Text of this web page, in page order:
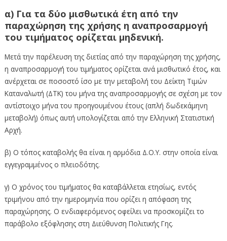
α) Για τα δύο μισθωτικά έτη από την
παραχώρηση της χρήσης η αναπροσαρμογή
του τιμήματος ορίζεται μηδενική.
Μετά την παρέλευση της διετίας από την παραχώρηση της χρήσης,
η αναπροσαρμογή του τιμήματος ορίζεται ανά μισθωτικό έτος, και
ανέρχεται σε ποσοστό ίσο με την μεταβολή του Δείκτη Τιμών
Καταναλωτή (ΔΤΚ) του μήνα της αναπροσαρμογής σε σχέση με τον
αντίστοιχο μήνα του προηγουμένου έτους (απλή δωδεκάμηνη
μεταβολή) όπως αυτή υπολογίζεται από την Ελληνική Στατιστική
Αρχή.
β) Ο τόπος καταβολής θα είναι η αρμόδια Δ.Ο.Υ. στην οποία είναι
εγγεγραμμένος ο πλειοδότης.
γ) Ο χρόνος του τιμήματος θα καταβάλλεται ετησίως, εντός
τριμήνου από την ημερομηνία που ορίζει η απόφαση της
παραχώρησης. Ο ενδιαφερόμενος οφείλει να προσκομίζει το
παράβολο εξόφλησης στη Διεύθυνση Πολιτικής Γης.